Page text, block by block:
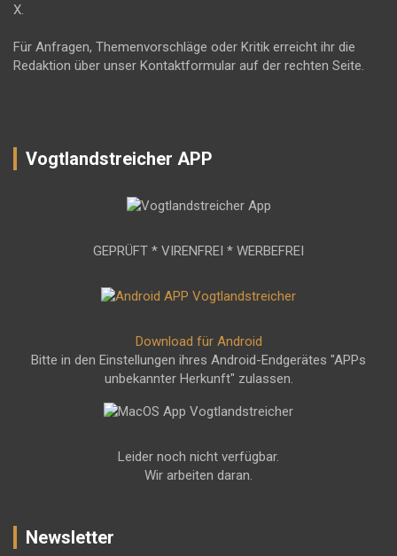
X.
Für Anfragen, Themenvorschläge oder Kritik erreicht ihr die
Redaktion über unser Kontaktformular auf der rechten Seite.
Vogtlandstreicher APP
GEPRÜFT * VIRENFREI * WERBEFREI
Download für Android
Bitte in den Einstellungen ihres Android-Endgerätes "APPs
unbekannter Herkunft" zulassen.
Leider noch nicht verfügbar.
Wir arbeiten daran.
Newsletter